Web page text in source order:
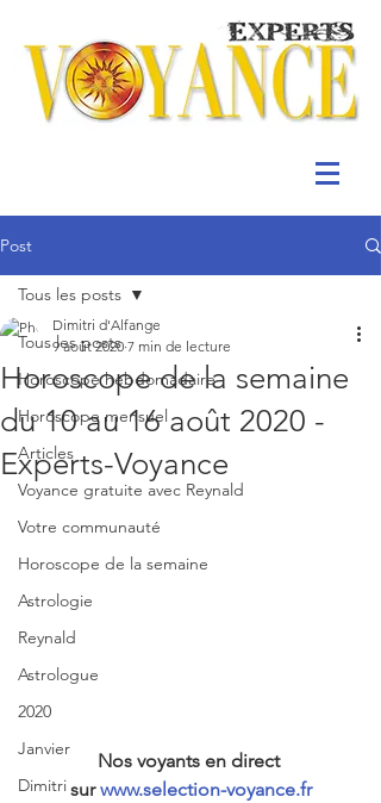
Post
Tous les posts
Horoscope hebdomadaire
Horoscope mensuel
Articles
Voyance gratuite avec Reynald
Votre communauté
Horoscope de la semaine
Astrologie
Reynald
Astrologue
2020
Janvier
Dimitri
Tous les posts
Horoscope de la semaine
du 10 au 16 août 2020 -
Experts-Voyance
Dimitri d'Alfange
9 août 2020 7 min de lecture
Nos voyants en direct
sur www.selection-voyance.fr